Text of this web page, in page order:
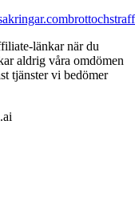
länkar när du
aldrig våra omdömen
tjänster vi bedömer